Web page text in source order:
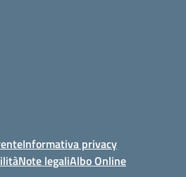
Informativa privacy
Note legaliAlbo Online